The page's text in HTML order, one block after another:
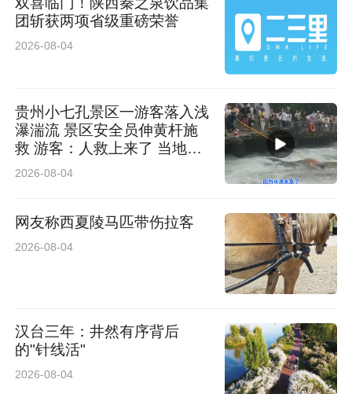
持续推动风险管理从“被动防御”向“主动治理”转型
升级。中国人寿继续加强“1+7+N”全面风险管理
制度体系建设，以《全面风险管理规定》为总
纲、以七大类风险管理制度为抓手，以《风险偏
好体系管理办法》等系列业务实施细则为依托，
度。
展望未来，可持续发展之路任重道远。中国人寿
表示，将继续秉持“以人民为中心”的发展思想，
将ESG理念作为驱动高质量发展的核心引擎，持
续优化ESG治理架构，深化重点议题管理，强化
风险应对能力，并积极响应国家在绿色低碳转
团斩获两项省级重磅荣誉
2026-08-04
贵州小七孔景区一游客落入浅
瀑湍流 景区安全员伸黄杆施
救 游客：人救上来了 当地回
应：完全按照救援标准
2026-08-04
网友称西夏陵马匹带伤拉客
2026-08-04
汉台三年：井然有序背后
的"针线活"
2026-08-04